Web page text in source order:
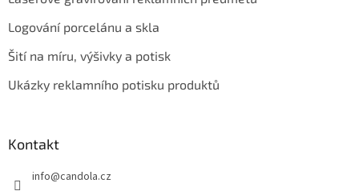
Logování porcelánu a skla
Šití na míru, výšivky a potisk
Ukázky reklamního potisku produktů
Kontakt
info@candola.cz